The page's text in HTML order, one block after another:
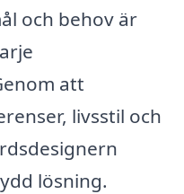
och behov är
att
livsstil och
lösning.